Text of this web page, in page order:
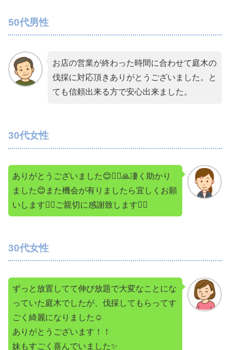
50代男性
お店の営業が終わった時間に合わせて庭木の
伐採に対応頂きありがとうございました。と
ても信頼出来る方で安心出来ました。
30代女性
ありがとうございました😊🙇‍♀️🙏凄く助かり
ました😊また機会が有りましたら宜しくお願
いします🙇‍♀️ご親切に感謝致します🙇‍♀️
30代女性
ずっと放置してて伸び放題で大変なことにな
っていた庭木でしたが、伐採してもらってす
ごく綺麗になりました☺️
ありがとうございます！！
妹もすごく喜んでいました✨